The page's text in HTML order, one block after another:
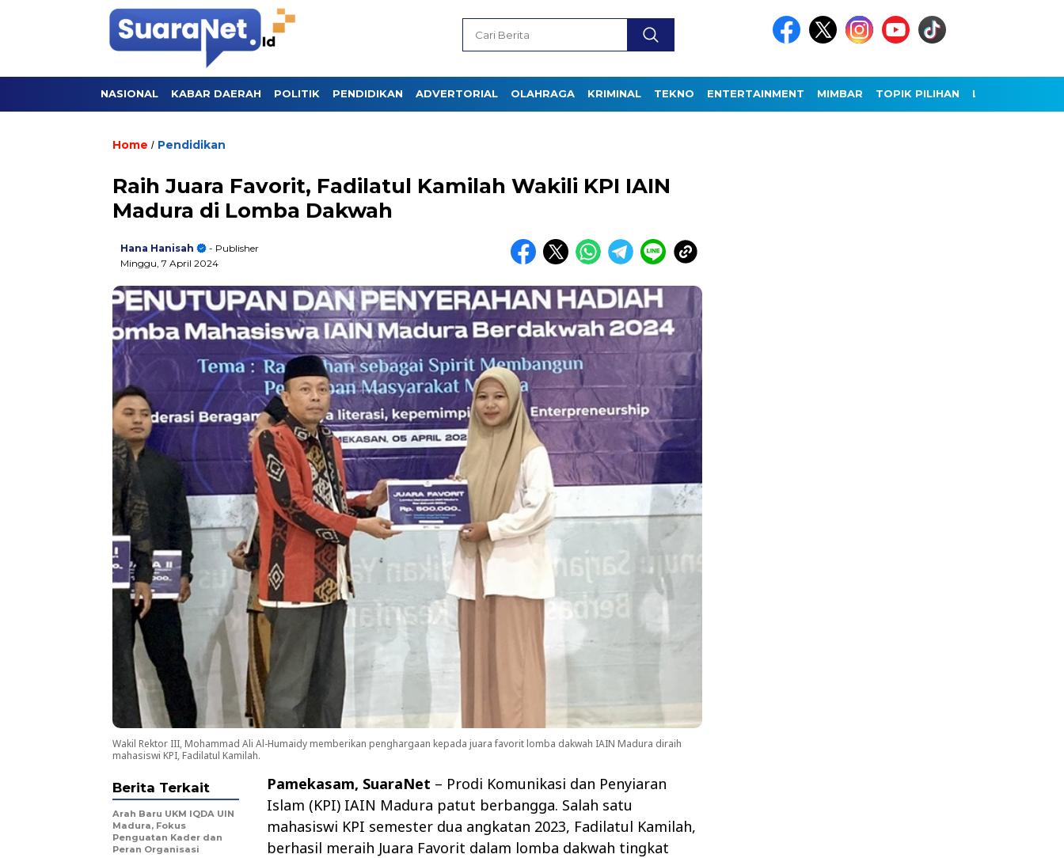
NASIONAL KABAR DAERAH POLITIK PENDIDIKAN ADVERTORIAL OLAHRAGA KRIMINAL TEKNO ENTERTAINMENT MIMBAR TOPIK PILIHAN LAINNYA
Home / Pendidikan
Raih Juara Favorit, Fadilatul Kamilah Wakili KPI IAIN
Madura di Lomba Dakwah
Hana Hanisah
- Publisher
Minggu, 7 April 2024
Wakil Rektor III, Mohammad Ali Al-Humaidy memberikan penghargaan kepada juara favorit lomba dakwah IAIN Madura diraih
mahasiswi KPI, Fadilatul Kamilah.
Pamekasam, SuaraNet – Prodi Komunikasi dan Penyiaran
Islam (KPI) IAIN Madura patut berbangga. Salah satu
mahasiswi KPI semester dua angkatan 2023, Fadilatul Kamilah,
berhasil meraih Juara Favorit dalam lomba dakwah tingkat
Berita Terkait
Arah Baru UKM IQDA UIN
Madura, Fokus
Penguatan Kader dan
Peran Organisasi